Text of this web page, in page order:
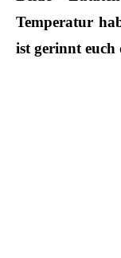
Temperatur
ist gerinnt euch